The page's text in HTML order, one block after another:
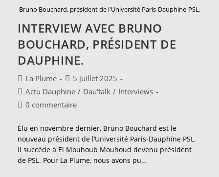
Bruno Bouchard, président de l'Université Paris-Dauphine-PSL.
INTERVIEW AVEC BRUNO
BOUCHARD, PRÉSIDENT DE
DAUPHINE.
Auteur/autrice
de
publication :
La Plume
Publication
publiée :
5 juillet 2025
Post
category:
Actu Dauphine / Dau'talk / Interviews
Commentaires
la
publication :
0 commentaire
Élu en novembre dernier, Bruno Bouchard est le
nouveau président de l’Université Paris-Dauphine PSL.
Il succède à El Mouhoub Mouhoud devenu président
de PSL. Pour La Plume, nous avons pu…